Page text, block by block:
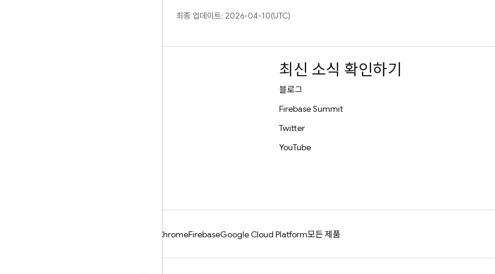
최종 업데이트: 2026-04-10(UTC)
최신 소식 확인하기
블로그
Firebase Summit
Twitter
YouTube
ChromeFirebaseGoogle Cloud Platform모든 제품